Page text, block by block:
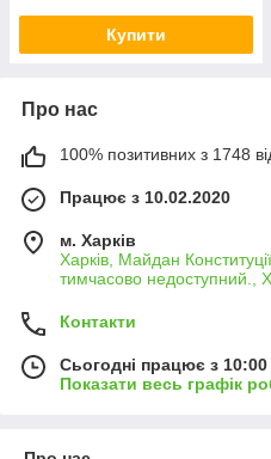
Купити
Про нас
100% позитивних з 1748
Працює з 10.02.2020
м. Харків
Харків, Майдан
тимчасово недоступний.,
Контакти
Сьогодні працює з
Показати весь графік